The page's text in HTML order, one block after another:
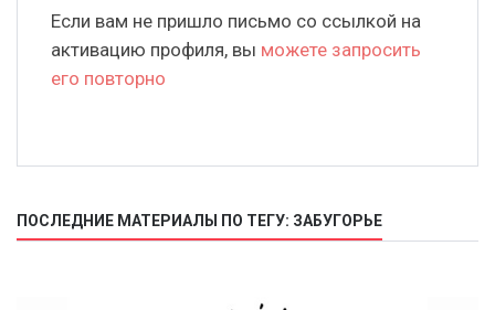
Если вам не пришло письмо со ссылкой на
активацию профиля, вы можете запросить
его повторно
ПОСЛЕДНИЕ МАТЕРИАЛЫ ПО ТЕГУ: ЗАБУГОРЬЕ